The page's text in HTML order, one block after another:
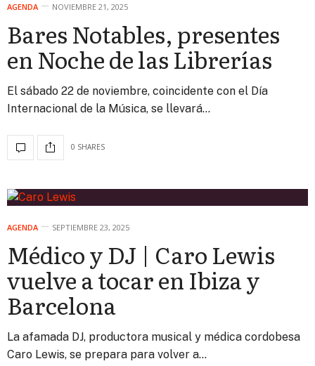
AGENDA NOVIEMBRE 21, 2025
Bares Notables, presentes
en Noche de las Librerías
El sábado 22 de noviembre, coincidente con el Día
Internacional de la Música, se llevará…
0 SHARES
AGENDA SEPTIEMBRE 23, 2025
Médico y DJ | Caro Lewis
vuelve a tocar en Ibiza y
Barcelona
La afamada DJ, productora musical y médica cordobesa
Caro Lewis, se prepara para volver a…